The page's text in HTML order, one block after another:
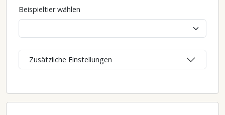
Beispieltier wählen
Zusätzliche Einstellungen